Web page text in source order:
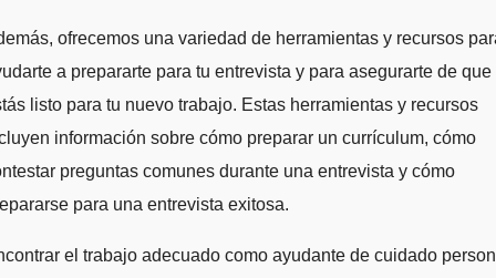
ofrecemos una variedad de herramientas y recursos
a prepararte para tu entrevista y para asegurarte de que
listo para tu nuevo trabajo. Estas herramientas y recursos
información sobre cómo preparar un currículum, cómo
preguntas comunes durante una entrevista y cómo
para una entrevista exitosa.
el trabajo adecuado como ayudante de cuidado